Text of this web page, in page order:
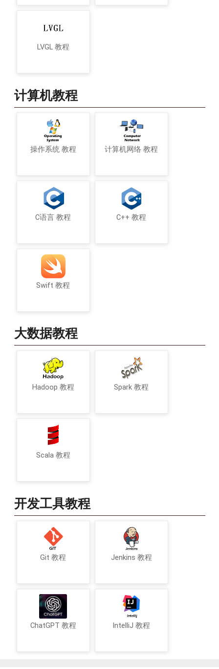
LVGL 教程
计算机教程
操作系统 教程 计算机网络 教程
C语言 教程 C++ 教程
Swift 教程
大数据教程
Hadoop 教程 Spark 教程
Scala 教程
开发工具教程
Git 教程 Jenkins 教程
ChatGPT 教程 IntelliJ 教程